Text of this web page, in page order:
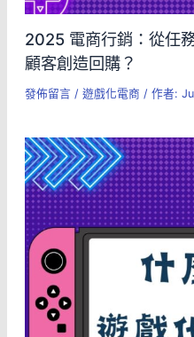
2025 電商行銷：從任
顧客創造回購？
發佈留言 / 遊戲化電商 / 作者: